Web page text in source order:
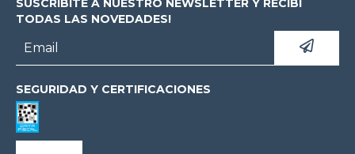
SUSCRIBITE A NUESTRO NEWSLETTER Y RECIBI
TODAS LAS NOVEDADES!
SEGURIDAD Y CERTIFICACIONES